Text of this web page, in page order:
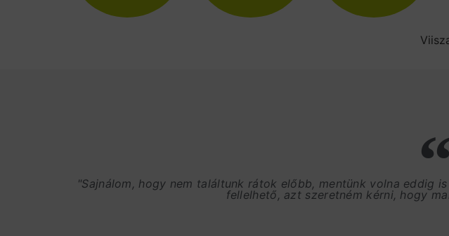
"Sajnálom, hogy nem találtunk rátok előbb, mentünk volna eddig
fellelhető, azt szeretném kérni, hogy